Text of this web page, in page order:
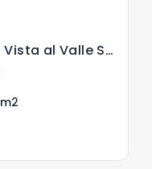
Preciosa Casa en venta en Vista al Valle San Cristóbal.
m2